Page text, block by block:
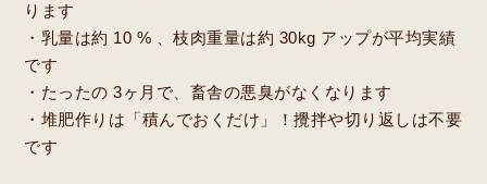
ります
・乳量は約 10 % 、枝肉重量は約 30kg アップが平均実績
です
・たったの 3ヶ月で、畜舎の悪臭がなくなります
・堆肥作りは「積んでおくだけ」！攪拌や切り返しは不要
です